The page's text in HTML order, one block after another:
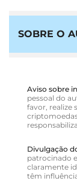
SOBRE O
Aviso sobre
pessoal do
favor, realize
Divulgação
patrocinado
claramente
têm